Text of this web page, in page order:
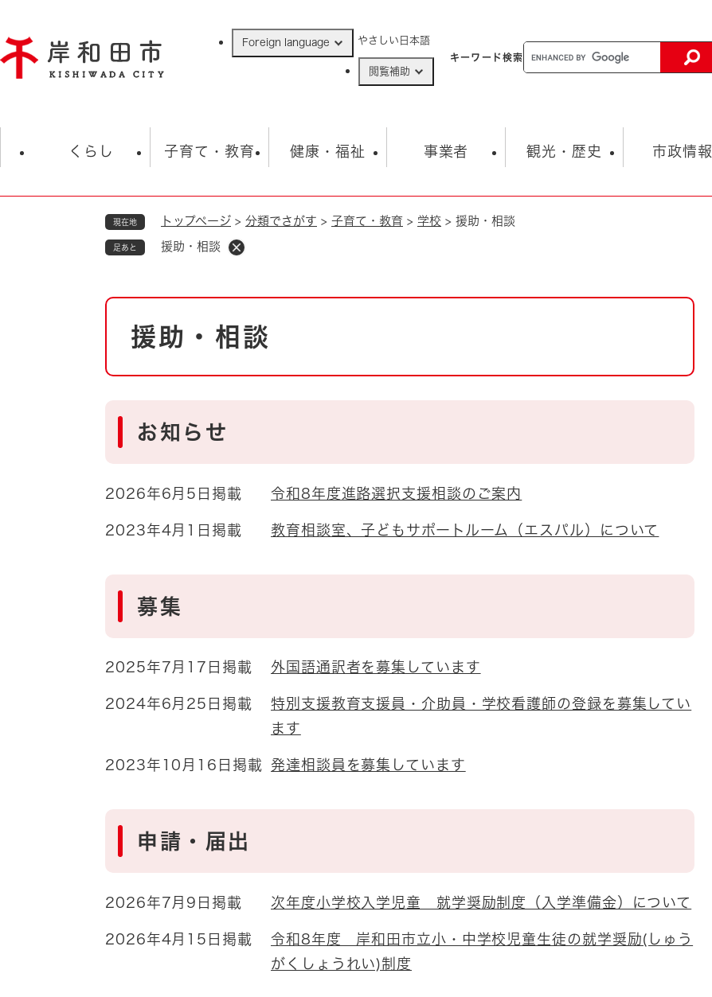
ジ
の
Foreign language やさしい日本語
閲覧補助
キーワード検索
くらし
住民票・戸籍
ごみ・衛生・動物 救急・消防
防災・防犯 上水道・下水道
自然・環境・公園
男女共同参画
道路・河川・交通 まちづくり
国際交流
子育て・教育
学校 子育て
健康・福祉
福祉・健康・生活 生涯学習・スポーツ
事業者
入札・契約情報
環境 福祉・介護
観光・歴史
観光 観光スポット
市政情報
市の概要
市政 職員採用情報
オープンデータ
現在地 トップページ > 分類でさがす > 子育て・教育 > 学校 > 援助・相談
足あと 援助・相談
本
援助・相談
お知らせ
2026年6月5日掲載 令和8年度進路選択支援相談のご案内
2023年4月1日掲載 教育相談室、子どもサポートルーム（エスパル）について
募集
2025年7月17日掲載 外国語通訳者を募集しています
2024年6月25日掲載
特別支援教育支援員・介助員・学校看護師の登録を募集してい
ます
2023年10月16日掲載 発達相談員を募集しています
申請・届出
2026年7月9日掲載 次年度小学校入学児童 就学奨励制度（入学準備金）について
2026年4月15日掲載
令和8年度 岸和田市立小・中学校児童生徒の就学奨励(しゅう
がくしょうれい)制度